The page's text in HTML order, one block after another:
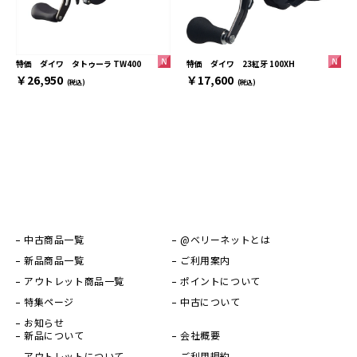
特価 ダイワ タトゥーラ TW400
￥26,950 (税込)
特価 ダイワ 23紅牙 100XH
￥17,600 (税込)
中古商品一覧
新品商品一覧
アウトレット商品一覧
特集ページ
お知らせ
@ベリーネットとは
ご利用案内
ポイントについて
中古について
新品について
会社概要